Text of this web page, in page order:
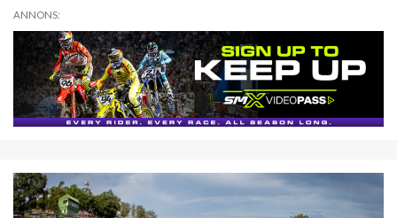
ANNONS: